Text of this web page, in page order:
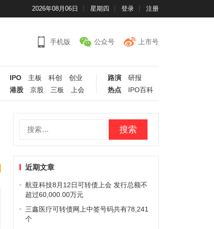
2026年08月06日 星期四 登录 注册
手机版 公众号 上市号
IPO 主板 科创
创业
港股
京股 三板 上会
路演
研报
热点
IPO百科
近期文章
航亚科技8月12日可转债上会 发行总额不
超过60,000.00万元
三鑫医疗可转债网上中签号码共有78,241
个